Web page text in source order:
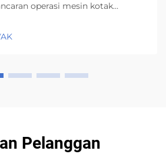
operasi mesin kotak
Pelanggan